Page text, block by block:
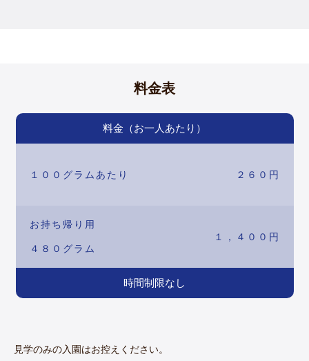
料金表
料金（お一人あたり）
１００グラムあたり ２６０円
お持ち帰り用
４８０グラム
１，４００円
時間制限なし
見学のみの入園はお控えください。